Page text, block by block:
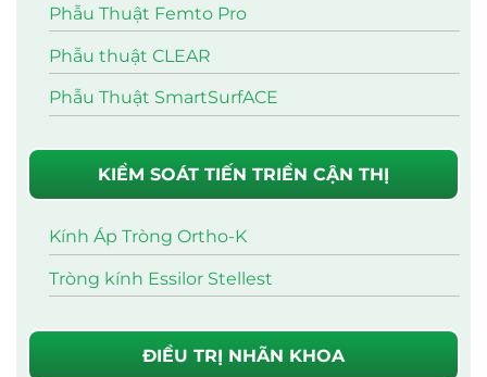
Phẫu Thuật Femto Pro
Phẫu thuật CLEAR
Phẫu Thuật SmartSurfACE
KIỂM SOÁT TIẾN TRIỂN CẬN THỊ
Kính Áp Tròng Ortho-K
Tròng kính Essilor Stellest
ĐIỀU TRỊ NHÃN KHOA